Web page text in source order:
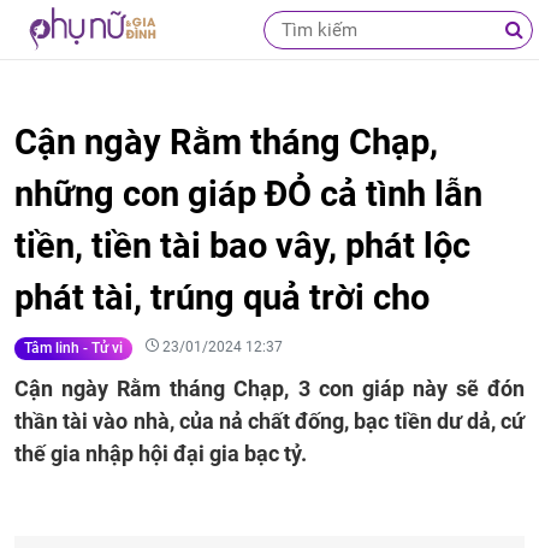
Cận ngày Rằm tháng Chạp,
những con giáp ĐỎ cả tình lẫn
tiền, tiền tài bao vây, phát lộc
phát tài, trúng quả trời cho
Tâm linh - Tử vi 23/01/2024 12:37
Cận ngày Rằm tháng Chạp, 3 con giáp này sẽ đón
thần tài vào nhà, của nả chất đống, bạc tiền dư dả, cứ
thế gia nhập hội đại gia bạc tỷ.